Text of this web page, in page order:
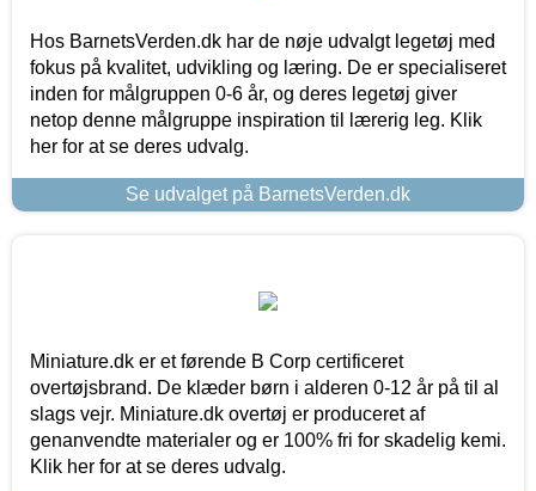
Hos BarnetsVerden.dk har de nøje udvalgt legetøj med
fokus på kvalitet, udvikling og læring. De er specialiseret
inden for målgruppen 0-6 år, og deres legetøj giver
netop denne målgruppe inspiration til lærerig leg. Klik
her for at se deres udvalg.
Se udvalget på BarnetsVerden.dk
Miniature.dk er et førende B Corp certificeret
overtøjsbrand. De klæder børn i alderen 0-12 år på til al
slags vejr. Miniature.dk overtøj er produceret af
genanvendte materialer og er 100% fri for skadelig kemi.
Klik her for at se deres udvalg.